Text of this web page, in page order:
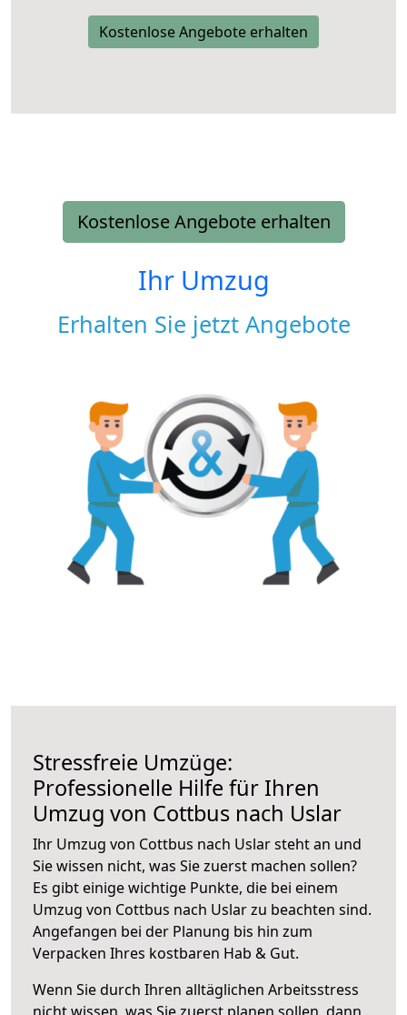
Kostenlose Angebote erhalten
Kostenlose Angebote erhalten
Ihr Umzug
Erhalten Sie jetzt Angebote
Stressfreie Umzüge:
Professionelle Hilfe für Ihren
Umzug von Cottbus nach Uslar
Ihr Umzug von Cottbus nach Uslar steht an und
Sie wissen nicht, was Sie zuerst machen sollen?
Es gibt einige wichtige Punkte, die bei einem
Umzug von Cottbus nach Uslar zu beachten sind.
Angefangen bei der Planung bis hin zum
Verpacken Ihres kostbaren Hab & Gut.
Wenn Sie durch Ihren alltäglichen Arbeitsstress